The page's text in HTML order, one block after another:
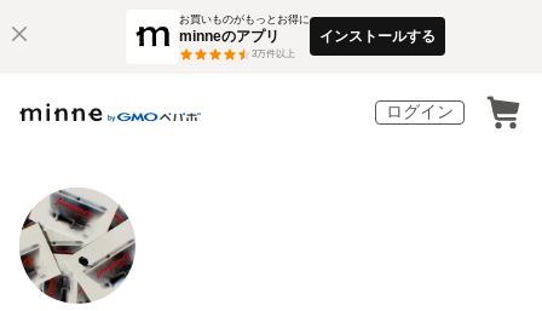
お買いものがもっとお得に
minneのアプリ
3万件以上
インストールする
ログイン